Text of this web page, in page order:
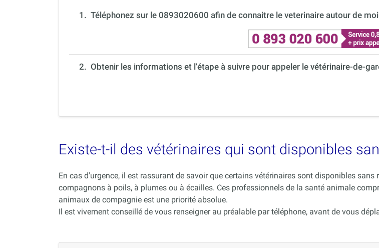
1. Téléphonez sur le 0893020600 afin de connaitre le veterinaire autour de
2. Obtenir les informations et l’étape à suivre pour appeler le vétérinaire-de-
Existe-t-il des vétérinaires qui sont disponibles
En cas d'urgence, il est rassurant de savoir que certains vétérinaires sont disponibles
compagnons à poils, à plumes ou à écailles. Ces professionnels de la santé animale
animaux de compagnie est une priorité absolue.
Il est vivement conseillé de vous renseigner au préalable par téléphone, avant de vous